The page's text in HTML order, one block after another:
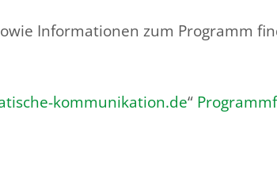
Informationen zum Programm
kommunikation.de“